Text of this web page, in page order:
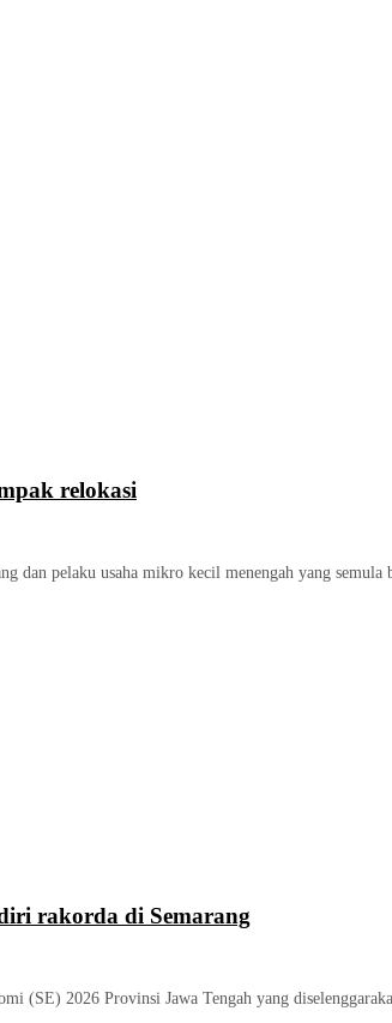
relokasi
dan pelaku usaha mikro kecil menengah yang
rakorda di Semarang
(SE) 2026 Provinsi Jawa Tengah yang